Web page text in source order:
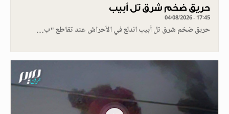
حريق ضخم شرق تل أبيب
04/08/2026 - 17:45
حريق ضخم شرق تل أبيب اندلع في الأحراش عند تقاطع "ب…